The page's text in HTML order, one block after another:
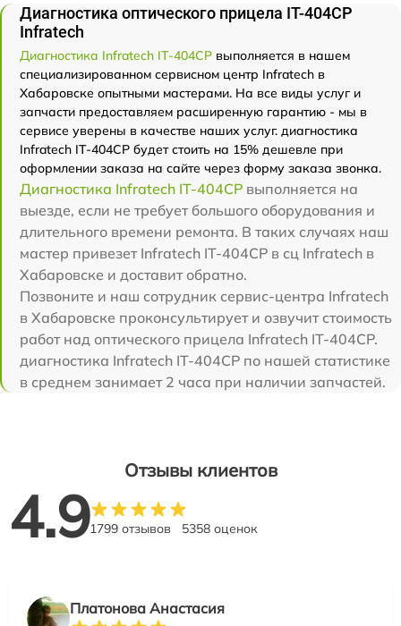
Диагностика оптического прицела IT-404CP
Infratech
Диагностика Infratech IT-404CP выполняется в нашем
специализированном сервисном центр Infratech в
Хабаровске опытными мастерами. На все виды услуг и
запчасти предоставляем расширенную гарантию - мы в
сервисе уверены в качестве наших услуг. диагностика
Infratech IT-404CP будет стоить на 15% дешевле при
оформлении заказа на сайте через форму заказа звонка.
Диагностика Infratech IT-404CP выполняется на
выезде, если не требует большого оборудования и
длительного времени ремонта. В таких случаях наш
мастер привезет Infratech IT-404CP в сц Infratech в
Хабаровске и доставит обратно.
Позвоните и наш сотрудник сервис-центра Infratech
в Хабаровске проконсультирует и озвучит стоимость
работ над оптического прицела Infratech IT-404CP.
диагностика Infratech IT-404CP по нашей статистике
в среднем занимает 2 часа при наличии запчастей.
Отзывы клиентов
4.91799 отзывов 5358 оценок
Платонова Анастасия